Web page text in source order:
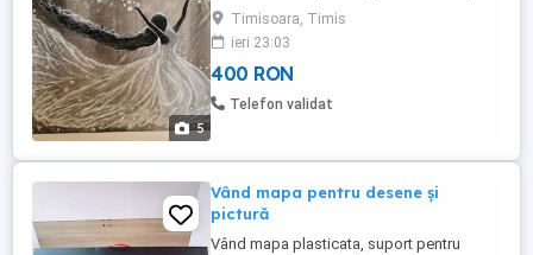
5
complexitate. Interesatii ma pot contacta
prin mesaj pe whatsapp la numărul
Timisoara, Timis
ieri 23:03
400 RON
Telefon validat
Vând mapa pentru desene și
pictură
Vând mapa plasticata, suport pentru